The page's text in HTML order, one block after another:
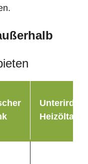
Heizöltank